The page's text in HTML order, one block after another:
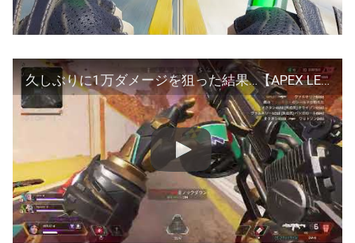
久しぶりに1万ダメージを狙った結果…【APEX LEGENDS】